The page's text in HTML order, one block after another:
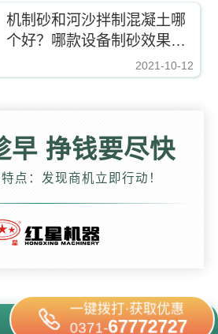
Editor/image/
机制砂和河沙拌制混凝土哪
个好？哪款设备制砂效果
2021-10-12
早 挣钱要尽快
点：发现商机立即行动！
一键拨打·获取优惠
0371-67772727